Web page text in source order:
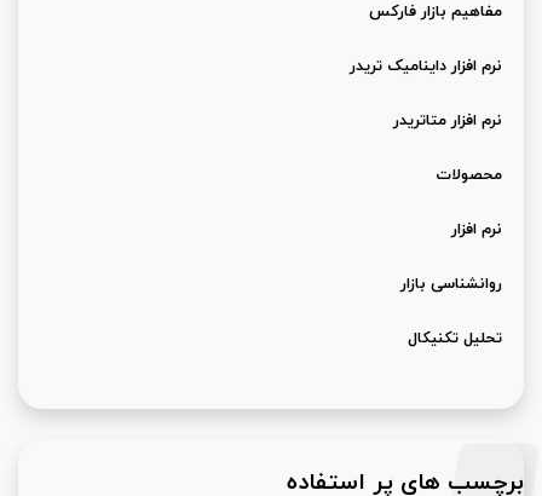
مفاهیم بازار فارکس
نرم افزار داینامیک تریدر
نرم افزار متاتریدر
محصولات
نرم افزار
روانشناسی بازار
تحلیل تکنیکال
برچسب های پر استفاده